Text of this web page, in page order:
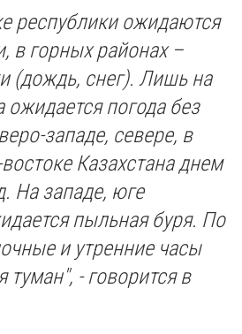
республики ожидаются
в горных районах –
(дождь, снег). Лишь на
ожидается погода без
западе, севере, в
Казахстана днем
На западе, юге
пыльная буря. По
и утренние часы
туман", - говорится в